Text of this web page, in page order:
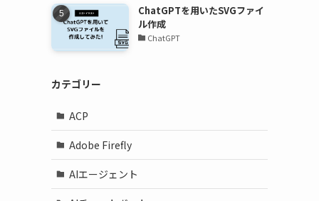
ChatGPTを用いたSVGファイ
ル作成
ChatGPT
カテゴリー
ACP
Adobe Firefly
AIエージェント